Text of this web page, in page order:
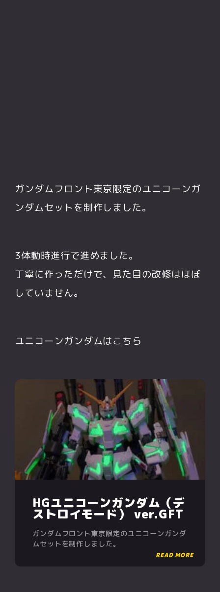
ガンダムフロント東京限定のユニコーンガ
ンダムセットを制作しました。
3体動時進行で進めました。
丁寧に作っただけで、見た目の改修はほぼ
していません。
ユニコーンガンダムはこちら
HGユニコーンガンダム（デ
ストロイモード） ver.GFT
ガンダムフロント東京限定のユニコーンガンダ
ムセットを制作しました。